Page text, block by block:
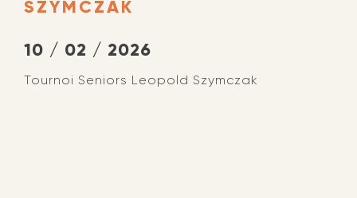
SZYMCZAK
10 / 02 / 2026
Tournoi Seniors Leopold Szymczak